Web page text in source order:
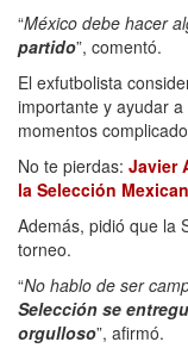
“México debe hacer
partido”, comentó.
El exfutbolista
importante y ayudar
momentos
No te pierdas: Javier
la Selección
Además, pidió que la
torneo.
“No hablo de ser
Selección se
orgulloso”, afirmó.